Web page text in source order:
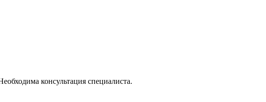
консультация специалиста.